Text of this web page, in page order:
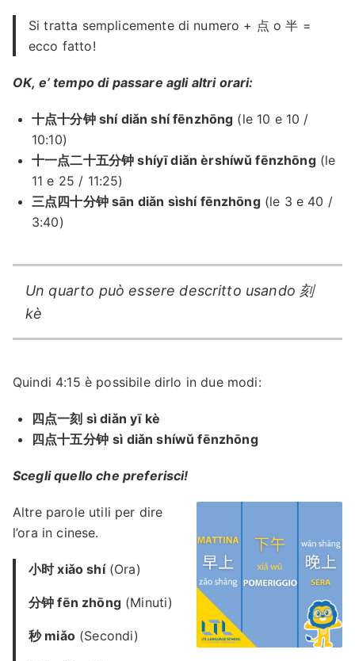
Si tratta semplicemente di numero + 点 o 半 =
ecco fatto!
OK, e’ tempo di passare agli altri orari:
十点十分钟 shí diǎn shí fēnzhōng (le 10 e 10 /
10:10)
十一点二十五分钟 shíyī diǎn èrshíwǔ fēnzhōng(le
11 e 25 / 11:25)
三点四十分钟 sān diǎn sìshí fēnzhōng(le 3 e 40 /
3:40)
Un quarto può essere descritto usando 刻
kè
Quindi 4:15 è possibile dirlo in due modi:
四点一刻 sì diǎn yī kè
四点十五分钟 sì diǎn shíwǔ fēnzhōng
Scegli quello che preferisci!
Altre parole utili per dire
l’ora in cinese.
小时 xiǎo shí(Ora)
分钟 fēn zhōng(Minuti)
秒 miǎo(Secondi)